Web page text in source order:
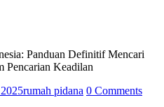
Panduan Definitif Mencari
Pencarian Keadilan
rumah pidana 0 Comments